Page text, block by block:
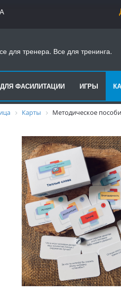
для тренера. Все для тренинга.
ФАСИЛИТАЦИИ ИГРЫ
Карты Методическое